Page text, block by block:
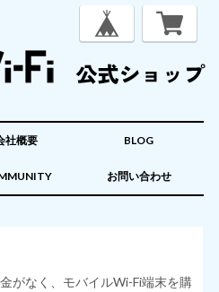
社概要 BLOG
お問い合わせ
がなく、モバイルWi-Fi端末を購